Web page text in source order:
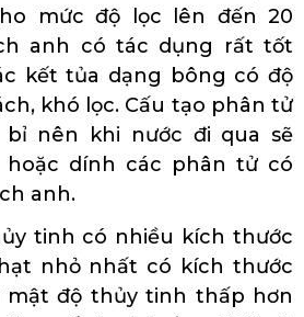
mức độ lọc lên đến 20
anh có tác dụng rất tốt
kết tủa dạng bông có độ
khó lọc. Cấu tạo phân tử
nên khi nước đi qua sẽ
hoặc dính các phân tử có
anh.
tinh có nhiều kích thước
nhỏ nhất có kích thước
mật độ thủy tinh thấp hơn